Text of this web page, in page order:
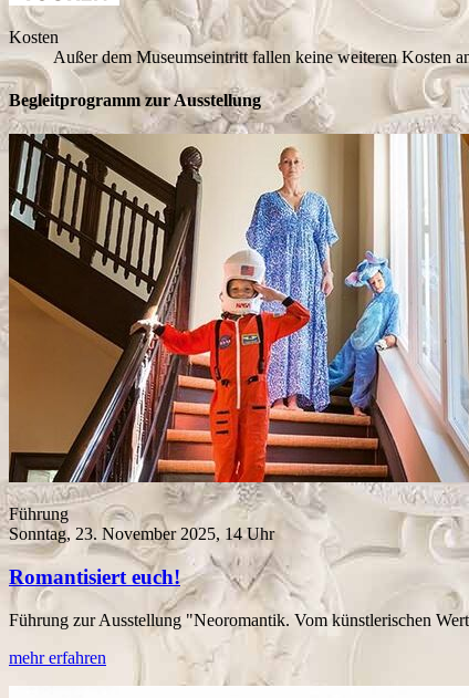
Kosten
Außer dem Museumseintritt fallen keine weiteren Kosten
Begleitprogramm zur Ausstellung
Führung
Sonntag, 23. November 2025, 14 Uhr
Romantisiert euch!
Führung zur Ausstellung "Neoromantik. Vom künstlerischen
mehr erfahren